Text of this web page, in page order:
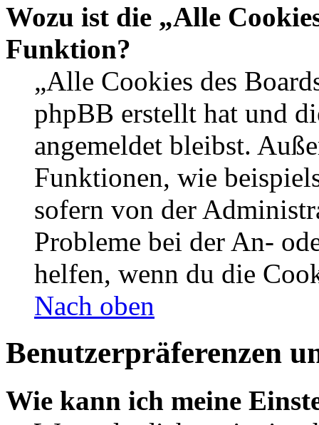
Wozu ist die „Alle
Funktion?
„Alle Cookies des
phpBB erstellt hat und
angemeldet bleibst.
Funktionen, wie
sofern von der
Probleme bei der An-
helfen, wenn du die
Nach oben
Benutzerpräferenzen
Wie kann ich meine